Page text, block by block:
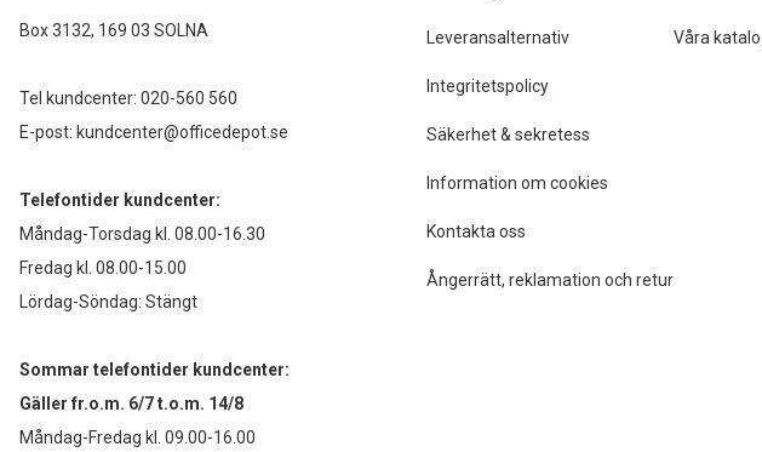
Box 3132, 169 03 SOLNA
Tel kundcenter: 020-560 560
E-post: kundcenter@officedepot.se
Telefontider kundcenter:
Måndag-Torsdag kl. 08.00-16.30
Fredag kl. 08.00-15.00
Lördag-Söndag: Stängt
Sommar telefontider kundcenter:
Gäller fr.o.m. 6/7 t.o.m. 14/8
Måndag-Fredag kl. 09.00-16.00
Leveransalternativ
Integritetspolicy
Säkerhet & sekretess
Information om cookies
Kontakta oss
Ångerrätt, reklamation och retur
Våra